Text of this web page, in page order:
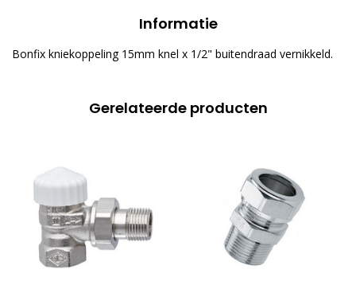
Informatie
Bonfix kniekoppeling 15mm knel x 1/2" buitendraad vernikkeld.
Gerelateerde producten